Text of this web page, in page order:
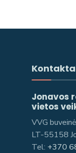
Jonavos
vietos
VVG
LT-55158
Tel: +370